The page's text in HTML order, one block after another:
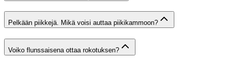
Pelkään piikkejä. Mikä voisi auttaa piikikammoon?
Voiko flunssaisena ottaa rokotuksen?